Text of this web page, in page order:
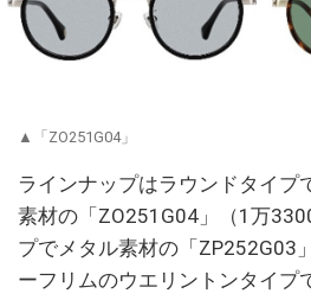
▲「ZO251G04」
ラインナップはラウンドタイプ
素材の「ZO251G04」（1万
プでメタル素材の「ZP252G03
ーフリムのウエリントンタイプ